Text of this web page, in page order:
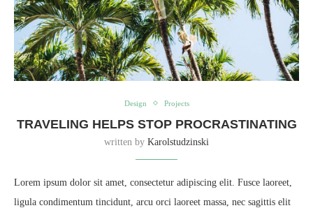
Design Projects
TRAVELING HELPS STOP PROCRASTINATING
written by Karolstudzinski
Lorem ipsum dolor sit amet, consectetur adipiscing elit. Fusce laoreet,
ligula condimentum tincidunt, arcu orci laoreet massa, nec sagittis elit